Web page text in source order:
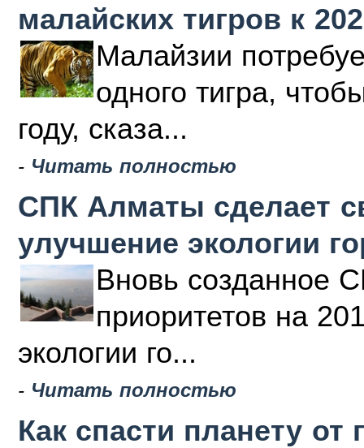
малайских тигров к
Малайзии
одного тигра,
году, сказа...
- Читать полностью
СПК Алматы сделает
улучшение экологии
Вновь созданное
приоритетов на
экологии го...
- Читать полностью
Как спасти планету от